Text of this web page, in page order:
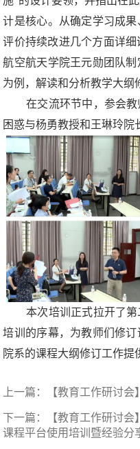
计是核心。从确定学习成果
评价持续改进几个方面详
航空航天学院王元勋团队
为例，解读和分析教学大纲
在交流环节中，参会教
困惑与杨勇教授和王琳玲院
本次培训正式拉开了第
培训的序幕，为教师们修
院系的课程大纲修订工作提
上一篇： 【教育工作研讨
下一篇：
【教育工作研讨
课程平台使用培训暨经验分